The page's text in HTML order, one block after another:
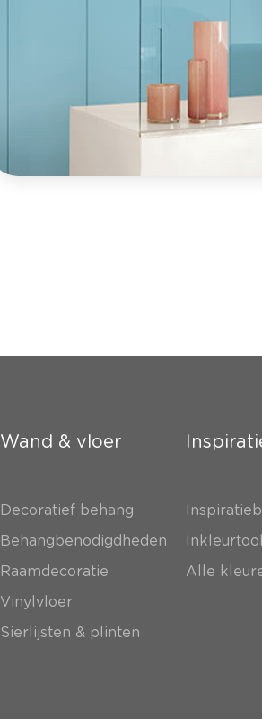
Wand & vloer
Decoratief behang
Behangbenodigdheden
Raamdecoratie
Vinylvloer
Sierlijsten & plinten
Inkleurtool
Alle